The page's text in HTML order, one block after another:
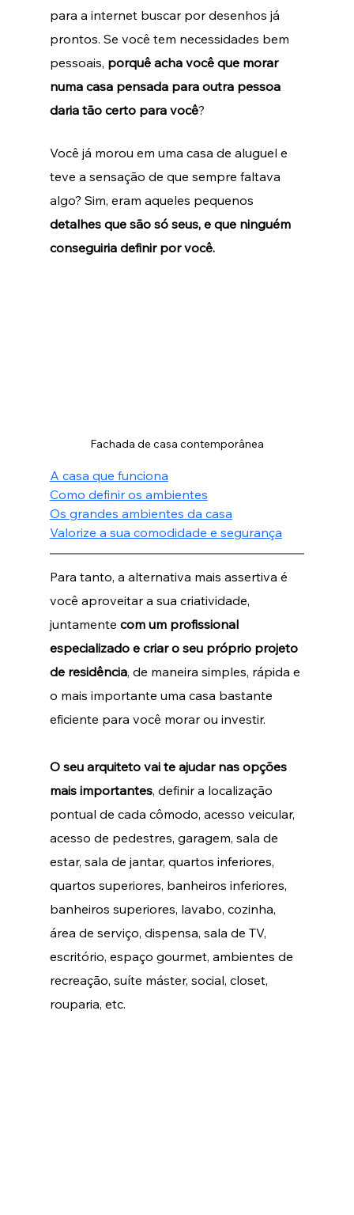
para a internet buscar por desenhos já
prontos. Se você tem necessidades bem
pessoais, porquê acha você que morar
numa casa pensada para outra pessoa
daria tão certo para você?
Você já morou em uma casa de aluguel e
teve a sensação de que sempre faltava
algo? Sim, eram aqueles pequenos
detalhes que são só seus, e que ninguém
conseguiria definir por você.
Fachada de casa contemporânea
A casa que funciona
Como definir os ambientes
Os grandes ambientes da casa
Valorize a sua comodidade e segurança
Para tanto, a alternativa mais assertiva é
você aproveitar a sua criatividade,
juntamente com um profissional
especializado e criar o seu próprio projeto
de residência, de maneira simples, rápida e
o mais importante uma casa bastante
eficiente para você morar ou investir.
O seu arquiteto vai te ajudar nas opções
mais importantes, definir a localização
pontual de cada cômodo, acesso veicular,
acesso de pedestres, garagem, sala de
estar, sala de jantar, quartos inferiores,
quartos superiores, banheiros inferiores,
banheiros superiores, lavabo, cozinha,
área de serviço, dispensa, sala de TV,
escritório, espaço gourmet, ambientes de
recreação, suíte máster, social, closet,
rouparia, etc.